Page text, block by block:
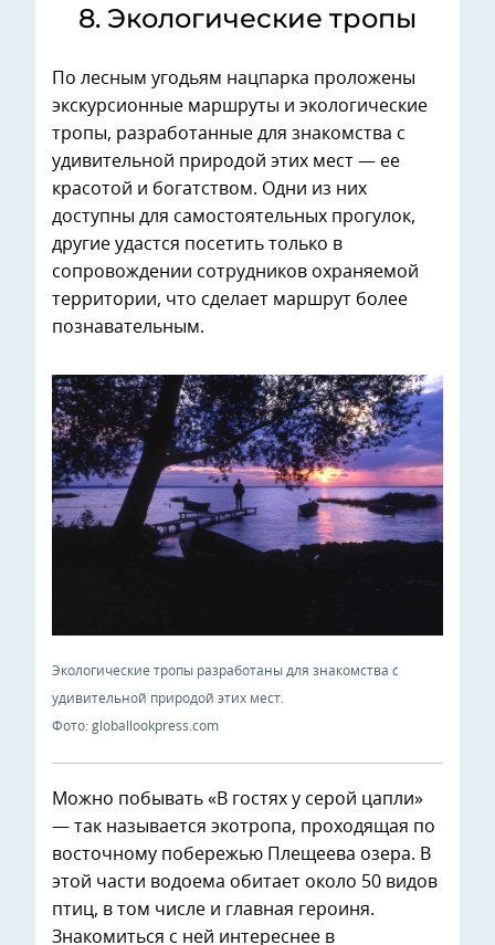
8. Экологические тропы
По лесным угодьям нацпарка проложены
экскурсионные маршруты и экологические
тропы, разработанные для знакомства с
удивительной природой этих мест — ее
красотой и богатством. Одни из них
доступны для самостоятельных прогулок,
другие удастся посетить только в
сопровождении сотрудников охраняемой
территории, что сделает маршрут более
познавательным.
Экологические тропы разработаны для знакомства с
удивительной природой этих мест.
Фото: globallookpress.com
Можно побывать «В гостях у серой цапли»
— так называется экотропа, проходящая по
восточному побережью Плещеева озера. В
этой части водоема обитает около 50 видов
птиц, в том числе и главная героиня.
Знакомиться с ней интереснее в